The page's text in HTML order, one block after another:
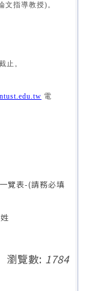
文指導教授)。
止。
電
覽表-(請務必填
瀏覽數: 1784